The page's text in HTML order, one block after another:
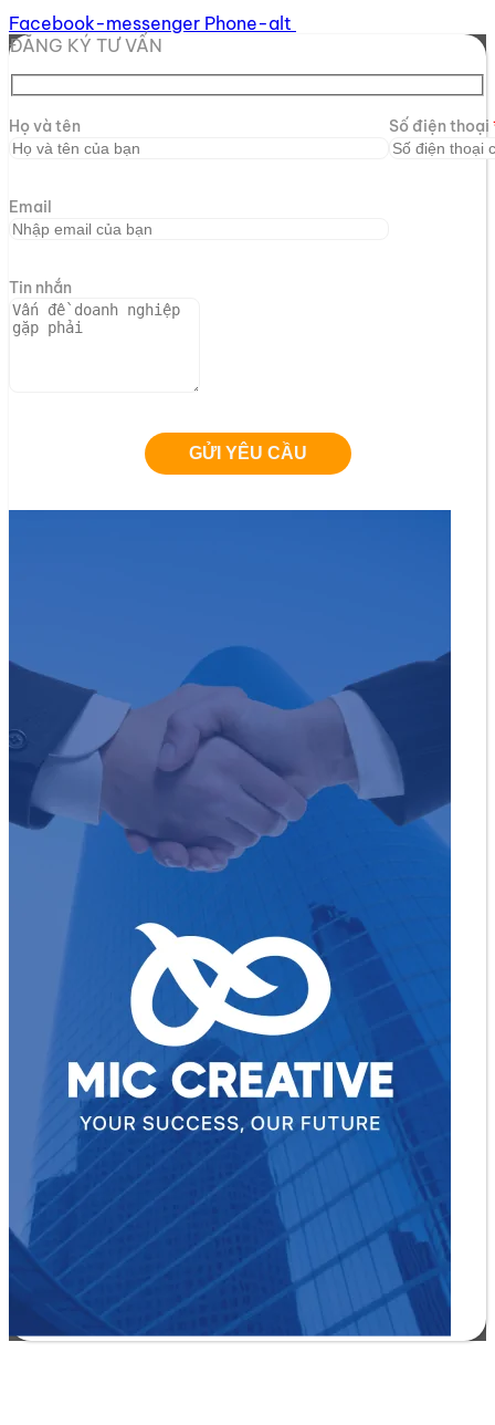
Facebook-messenger Phone-alt
ĐĂNG KÝ TƯ VẤN
Họ và tên Số điện thoại
Email
Tin nhắn